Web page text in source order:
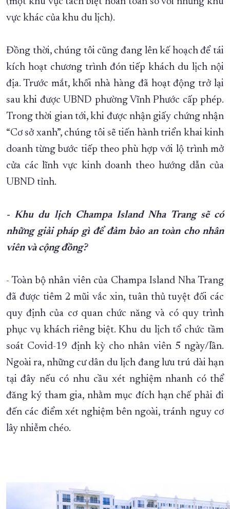
vực khác của khu du lịch).
Đồng thời, chúng tôi cũng đang lên kế hoạch để tái
kích hoạt chương trình đón tiếp khách du lịch nội
địa. Trước mắt, khối nhà hàng đã hoạt động trở lại
sau khi được UBND phường Vĩnh Phước cấp phép.
Trong thời gian tới, khi được nhận giấy chứng nhận
“Cơ sở xanh”, chúng tôi sẽ tiến hành triển khai kinh
doanh từng bước tiếp theo phù hợp với lộ trình mở
cửa các lĩnh vực kinh doanh theo hướng dẫn của
UBND tỉnh.
- Khu du lịch Champa Island Nha Trang sẽ có
những giải pháp gì để đảm bảo an toàn cho nhân
viên và cộng đồng?
- Toàn bộ nhân viên của Champa Island Nha Trang
đã được tiêm 2 mũi vắc xin, tuân thủ tuyệt đối các
quy định của cơ quan chức năng và có quy trình
phục vụ khách riêng biệt. Khu du lịch tổ chức tầm
soát Covid-19 định kỳ cho nhân viên 5 ngày/lần.
Ngoài ra, những cư dân du lịch đang lưu trú dài hạn
tại đây nếu có nhu cầu xét nghiệm nhanh có thể
đăng ký tham gia, nhằm mục đích hạn chế phải đi
đến các điểm xét nghiệm bên ngoài, tránh nguy cơ
lây nhiễm chéo.